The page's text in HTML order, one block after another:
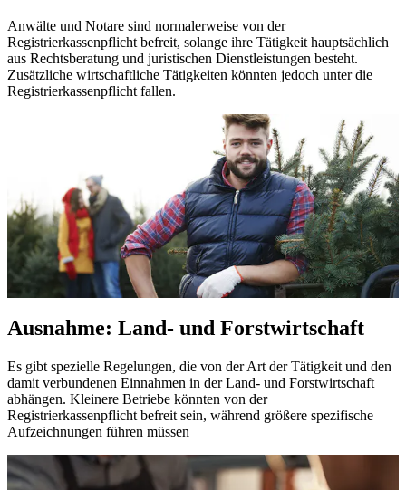
Anwälte und Notare sind normalerweise von der
Registrierkassenpflicht befreit, solange ihre Tätigkeit hauptsächlich
aus Rechtsberatung und juristischen Dienstleistungen besteht.
Zusätzliche wirtschaftliche Tätigkeiten könnten jedoch unter die
Registrierkassenpflicht fallen.
Ausnahme: Land- und Forstwirtschaft
Es gibt spezielle Regelungen, die von der Art der Tätigkeit und den
damit verbundenen Einnahmen in der Land- und Forstwirtschaft
abhängen. Kleinere Betriebe könnten von der
Registrierkassenpflicht befreit sein, während größere spezifische
Aufzeichnungen führen müssen